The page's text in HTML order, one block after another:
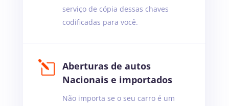
serviço de cópia dessas chaves
codificadas para você.
l
Aberturas de autos
Nacionais e importados
Não importa se o seu carro é um